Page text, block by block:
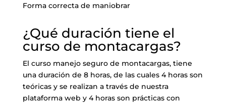
Forma correcta de maniobrar
¿Qué duración tiene el
curso de montacargas?
El curso manejo seguro de montacargas, tiene
una duración de 8 horas, de las cuales 4 horas son
teóricas y se realizan a través de nuestra
plataforma web y 4 horas son prácticas con